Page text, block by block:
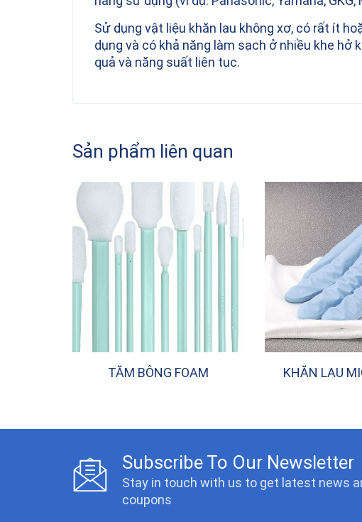
Sử dụng vật liệu khăn lau không xơ, có rất ít
dụng và có khả năng làm sạch ở nhiều khe hở
quả và năng suất liên tục.
Sản phẩm liên quan
TĂM BÔNG FOAM KHĂN LAU
Subscribe To Our Newsletter
Stay in touch with us to get latest news
coupons